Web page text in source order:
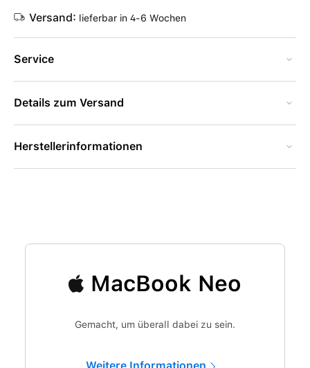
Versand: lieferbar in 4-6 Wochen
Service
Details zum Versand
Herstellerinformationen
MacBook Neo
Gemacht, um überall dabei zu sein.